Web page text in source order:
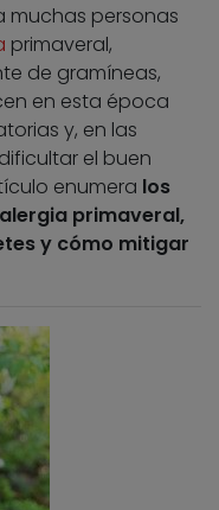
muchas personas
primaveral,
de gramíneas,
en esta época
y, en las
el buen
enumera los
primaveral,
y cómo mitigar